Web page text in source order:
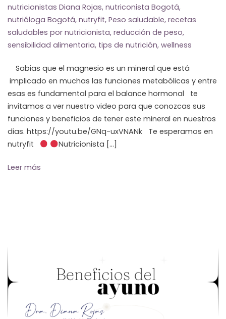
nutricionistas Diana Rojas, nutriconista Bogotá,
nutrióloga Bogotá, nutryfit, Peso saludable, recetas
saludables por nutricionista, reducción de peso,
sensibilidad alimentaria, tips de nutrición, wellness
Sabias que el magnesio es un mineral que está
implicado en muchas las funciones metabólicas y entre
esas es fundamental para el balance hormonal te
invitamos a ver nuestro video para que conozcas sus
funciones y beneficios de tener este mineral en nuestros
dias. https://youtu.be/GNq-uxVNANk Te esperamos en
nutryfit
Nutricionista […]
Leer más